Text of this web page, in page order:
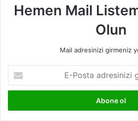
Hemen Mail
Olun
Mail adresinizi girmeniz
Posta
adresinizi